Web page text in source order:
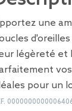
une
légèreté et
pour un